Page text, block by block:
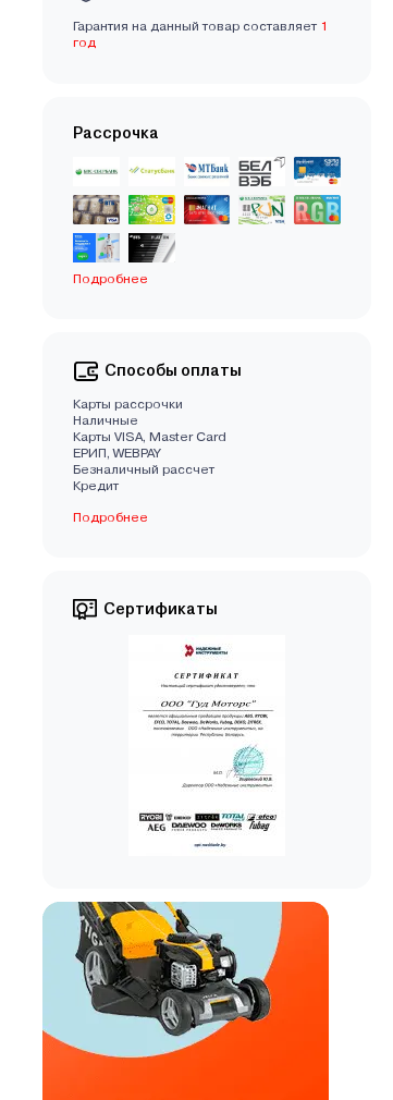
Гарантия на данный товар составляет 1
год
Рассрочка
Подробнее
Способы оплаты
Карты рассрочки
Наличные
Карты VISA, Master Card
EРИП, WEBPAY
Безналичный рассчет
Кредит
Подробнее
Сертификаты